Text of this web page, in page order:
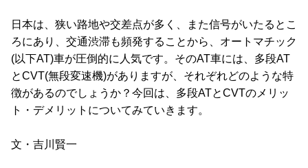
日本は、狭い路地や交差点が多く、また信号がいたるとこ
ろにあり、交通渋滞も頻発することから、オートマチック
(以下AT)車が圧倒的に人気です。そのAT車には、多段AT
とCVT(無段変速機)がありますが、それぞれどのような特
徴があるのでしょうか？今回は、多段ATとCVTのメリッ
ト・デメリットについてみていきます。
文・吉川賢一